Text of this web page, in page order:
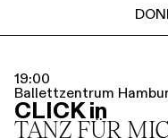
19:00
Ballettzentrum
CLICK in
TANZ FÜR